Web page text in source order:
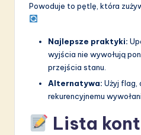
Powoduje to pętlę, która
Najlepsze praktyki:
wyjścia nie wywołują
przejścia stanu.
Alternatywa: Użyj flag,
rekurencyjnemu
Lista